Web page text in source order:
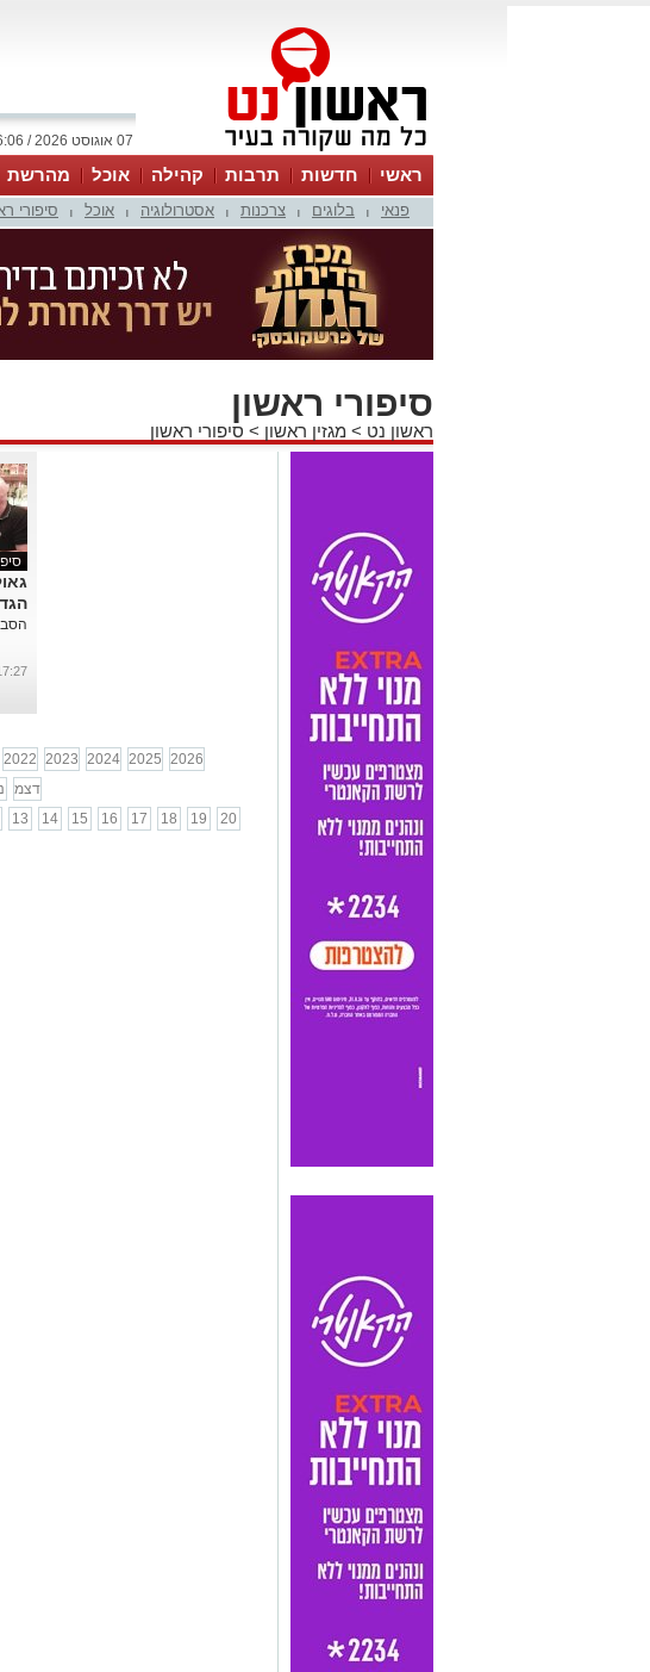
07 אוגוסט 2026 / 06:06
ראשי חדשות תרבות קהילה אוכל מהרשת
פנאי בלוגים צרכנות אסטרולוגיה אוכל סיפורי
סיפורי ראשון
ראשון נט > מגזין ראשון > סיפורי ראשון
/ 10.04.14
2022 2023 2024 2025 2026
דצמ
13 14 15 16 17 18 19
20